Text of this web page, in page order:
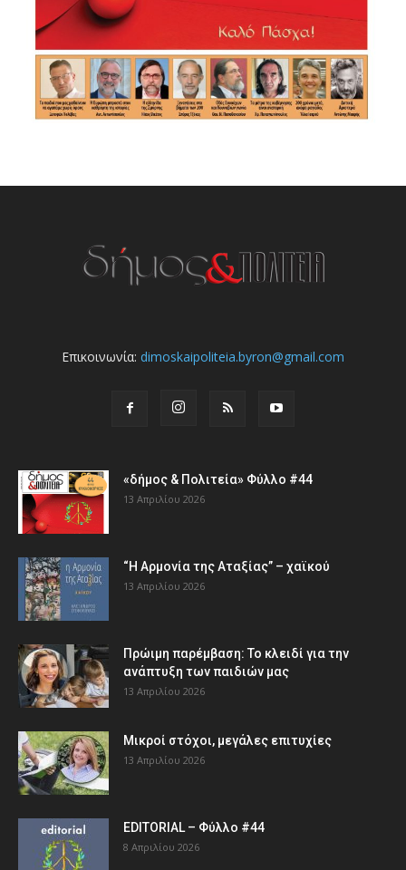
Επικοινωνία: dimoskaipoliteia.byron@gmail.com
«δήμος & Πολιτεία» Φύλλο #44
13 Απριλίου 2026
“Η Αρμονία της Αταξίας” – χαϊκού
13 Απριλίου 2026
Πρώιμη παρέμβαση: Το κλειδί για την
ανάπτυξη των παιδιών µας
13 Απριλίου 2026
Μικροί στόχοι, μεγάλες επιτυχίες
13 Απριλίου 2026
EDITORIAL – Φύλλο #44
8 Απριλίου 2026